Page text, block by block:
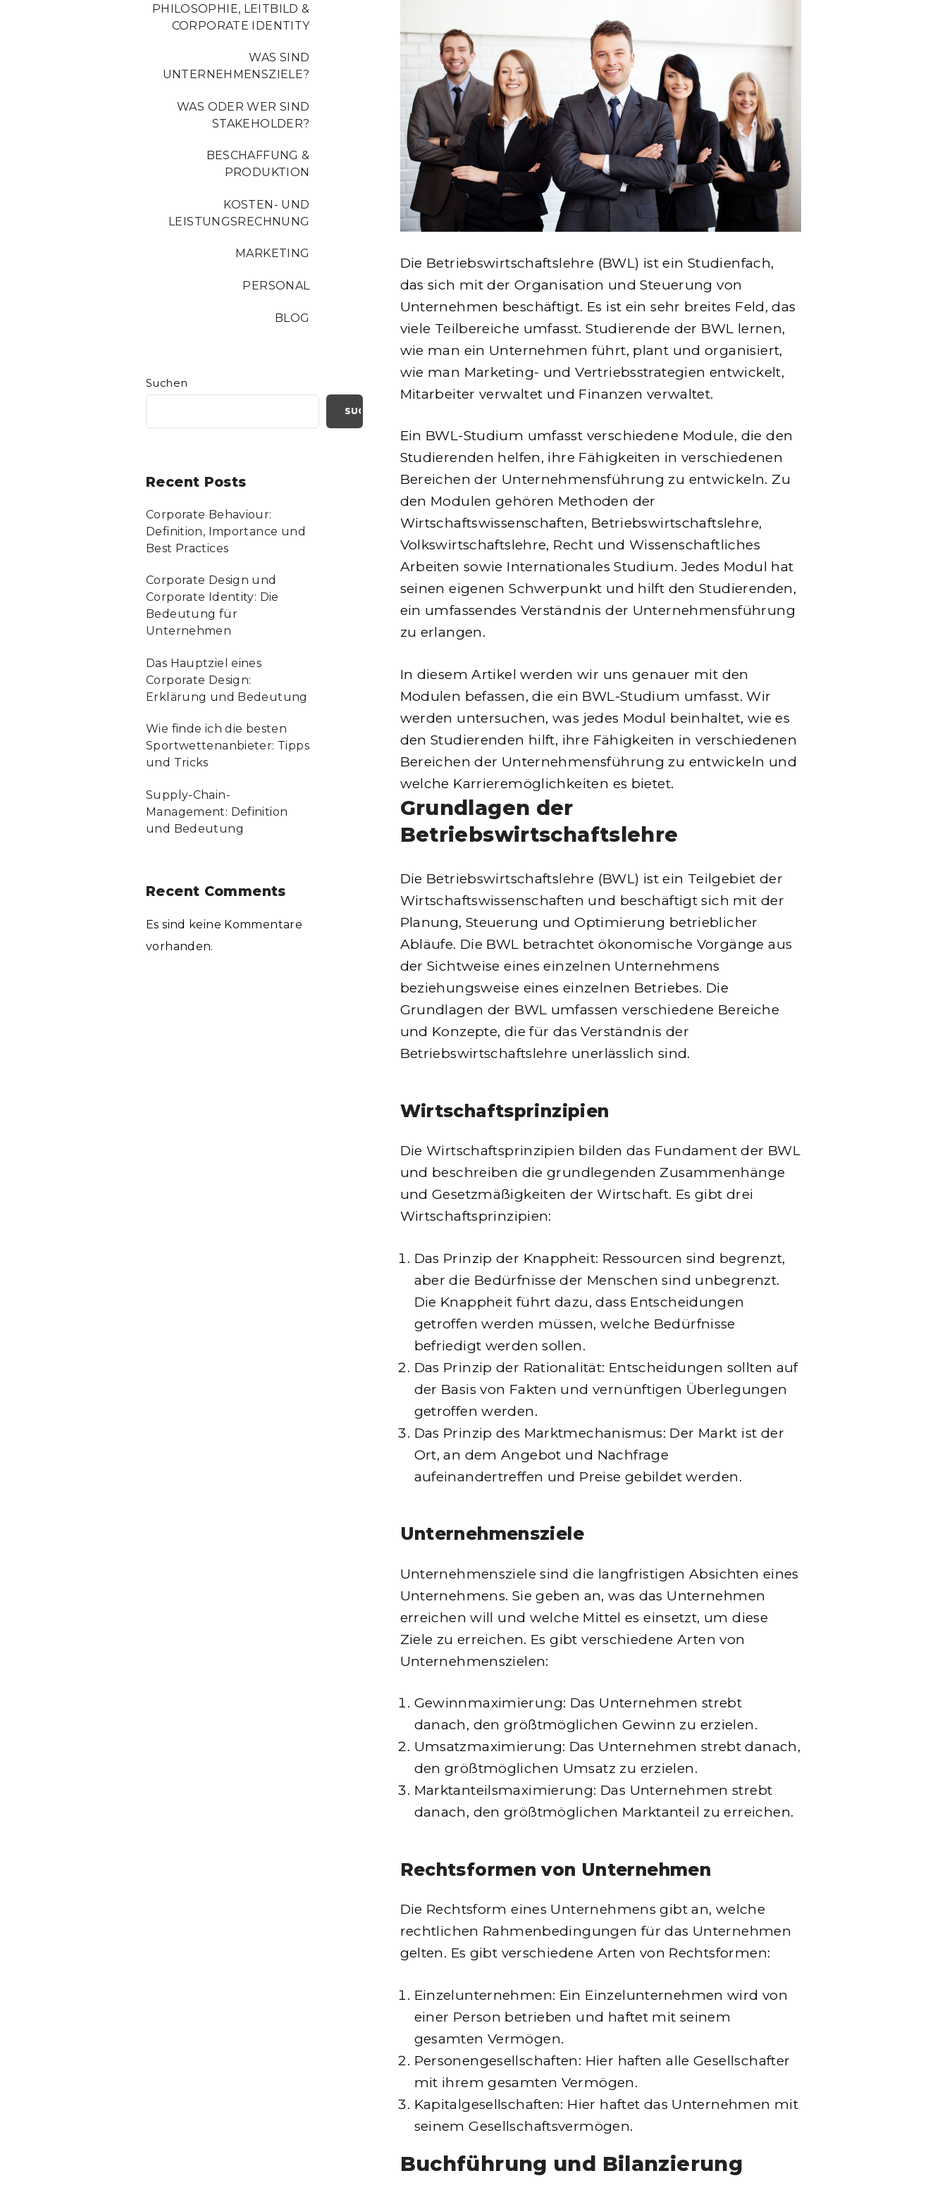
PHILOSOPHIE, LEITBILD &
CORPORATE IDENTITY
WAS SIND
UNTERNEHMENSZIELE?
WAS ODER WER SIND
STAKEHOLDER?
BESCHAFFUNG &
PRODUKTION
KOSTEN- UND
LEISTUNGSRECHNUNG
MARKETING
PERSONAL
BLOG
Suchen
SUCHEN
Recent Posts
Corporate Behaviour:
Definition, Importance und
Best Practices
Corporate Design und
Corporate Identity: Die
Bedeutung für
Unternehmen
Das Hauptziel eines
Corporate Design:
Erklärung und Bedeutung
Wie finde ich die besten
Sportwettenanbieter: Tipps
und Tricks
Supply-Chain-
Management: Definition
und Bedeutung
Recent Comments
Es sind keine Kommentare
vorhanden.
Die Betriebswirtschaftslehre (BWL) ist ein Studienfach,
das sich mit der Organisation und Steuerung von
Unternehmen beschäftigt. Es ist ein sehr breites Feld, das
viele Teilbereiche umfasst. Studierende der BWL lernen,
wie man ein Unternehmen führt, plant und organisiert,
wie man Marketing- und Vertriebsstrategien entwickelt,
Mitarbeiter verwaltet und Finanzen verwaltet.
Ein BWL-Studium umfasst verschiedene Module, die den
Studierenden helfen, ihre Fähigkeiten in verschiedenen
Bereichen der Unternehmensführung zu entwickeln. Zu
den Modulen gehören Methoden der
Wirtschaftswissenschaften, Betriebswirtschaftslehre,
Volkswirtschaftslehre, Recht und Wissenschaftliches
Arbeiten sowie Internationales Studium. Jedes Modul hat
seinen eigenen Schwerpunkt und hilft den Studierenden,
ein umfassendes Verständnis der Unternehmensführung
zu erlangen.
In diesem Artikel werden wir uns genauer mit den
Modulen befassen, die ein BWL-Studium umfasst. Wir
werden untersuchen, was jedes Modul beinhaltet, wie es
den Studierenden hilft, ihre Fähigkeiten in verschiedenen
Bereichen der Unternehmensführung zu entwickeln und
welche Karrieremöglichkeiten es bietet.
Grundlagen der
Betriebswirtschaftslehre
Die Betriebswirtschaftslehre (BWL) ist ein Teilgebiet der
Wirtschaftswissenschaften und beschäftigt sich mit der
Planung, Steuerung und Optimierung betrieblicher
Abläufe. Die BWL betrachtet ökonomische Vorgänge aus
der Sichtweise eines einzelnen Unternehmens
beziehungsweise eines einzelnen Betriebes. Die
Grundlagen der BWL umfassen verschiedene Bereiche
und Konzepte, die für das Verständnis der
Betriebswirtschaftslehre unerlässlich sind.
Wirtschaftsprinzipien
Die Wirtschaftsprinzipien bilden das Fundament der BWL
und beschreiben die grundlegenden Zusammenhänge
und Gesetzmäßigkeiten der Wirtschaft. Es gibt drei
Wirtschaftsprinzipien:
Das Prinzip der Knappheit: Ressourcen sind begrenzt,
aber die Bedürfnisse der Menschen sind unbegrenzt.
Die Knappheit führt dazu, dass Entscheidungen
getroffen werden müssen, welche Bedürfnisse
befriedigt werden sollen.
Das Prinzip der Rationalität: Entscheidungen sollten auf
der Basis von Fakten und vernünftigen Überlegungen
getroffen werden.
Das Prinzip des Marktmechanismus: Der Markt ist der
Ort, an dem Angebot und Nachfrage
aufeinandertreffen und Preise gebildet werden.
Unternehmensziele
Unternehmensziele sind die langfristigen Absichten eines
Unternehmens. Sie geben an, was das Unternehmen
erreichen will und welche Mittel es einsetzt, um diese
Ziele zu erreichen. Es gibt verschiedene Arten von
Unternehmenszielen:
Gewinnmaximierung: Das Unternehmen strebt
danach, den größtmöglichen Gewinn zu erzielen.
Umsatzmaximierung: Das Unternehmen strebt danach,
den größtmöglichen Umsatz zu erzielen.
Marktanteilsmaximierung: Das Unternehmen strebt
danach, den größtmöglichen Marktanteil zu erreichen.
Rechtsformen von Unternehmen
Die Rechtsform eines Unternehmens gibt an, welche
rechtlichen Rahmenbedingungen für das Unternehmen
gelten. Es gibt verschiedene Arten von Rechtsformen:
Einzelunternehmen: Ein Einzelunternehmen wird von
einer Person betrieben und haftet mit seinem
gesamten Vermögen.
Personengesellschaften: Hier haften alle Gesellschafter
mit ihrem gesamten Vermögen.
Kapitalgesellschaften: Hier haftet das Unternehmen mit
seinem Gesellschaftsvermögen.
Buchführung und Bilanzierung